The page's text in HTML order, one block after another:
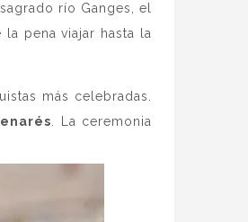
río Ganges, el
pena viajar hasta la
más celebradas.
. La ceremonia